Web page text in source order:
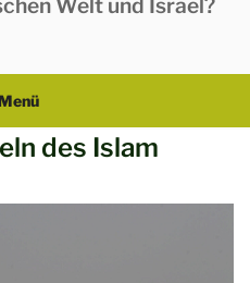
Welt und Israel?
Menü
des Islam